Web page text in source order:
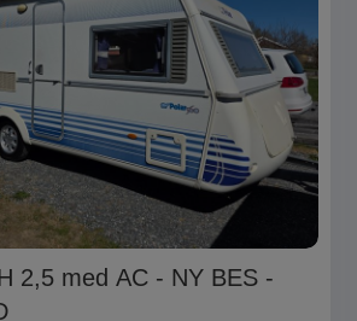
2,5 med AC - NY BES -